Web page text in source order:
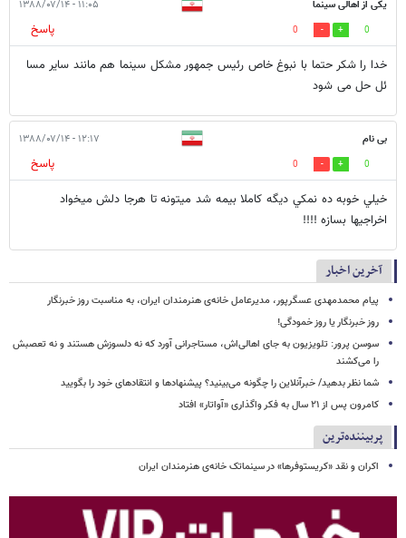
یکی از اهالی سینما ۱۱:۰۵ - ۱۳۸۸/۰۷/۱۴
0
0
پاسخ
خدا را شکر حتما با نبوغ خاص رئیس جمهور مشکل سینما هم مانند سایر مسا
ئل حل می شود
بی نام ۱۲:۱۷ - ۱۳۸۸/۰۷/۱۴
0
0
پاسخ
خيلي خوبه ده نمكي ديگه كاملا بيمه شد ميتونه تا هرجا دلش ميخواد
اخراجيها بسازه !!!!
آخرین اخبار
پیام محمدمهدی عسگرپور، مدیرعامل خانه‌ی هنرمندان ایران، به مناسبت روز خبرنگار
روز خبرنگار یا روز خمودگی!
سوسن پرور: تلویزیون به جای اهالی‌اش، مستاجرانی آورد که نه دلسوزش هستند و نه تعصبش
را می‌کشند
شما نظر بدهید/ خبرآنلاین را چگونه می‌بینید؟ پیشنهادها و انتقادهای خود را بگویید
کامرون پس از ۲۱ سال به فکر واگذاری «آواتار» افتاد
پربیننده‌ترین
اکران و نقد «کریستوفرها» در سینماتک خانه‌ی هنرمندان ایران